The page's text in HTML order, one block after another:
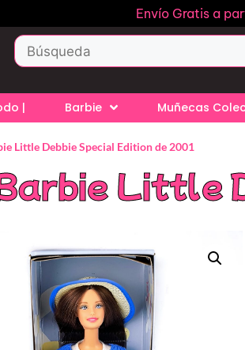
Envío Gratis a
| Barbie Muñecas
Little Debbie Special Edition de 2001
Little